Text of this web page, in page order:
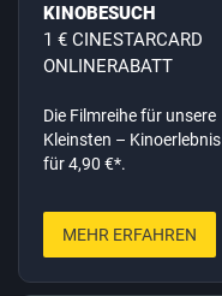
KINOBESUCH
1 € CINESTARCARD
ONLINERABATT
Die Filmreihe für unsere
Kleinsten – Kinoerlebnis
für 4,90 €*.
MEHR ERFAHREN